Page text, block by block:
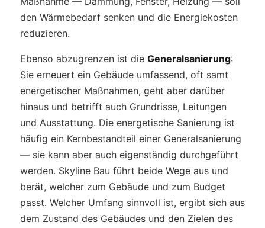
den Wärmebedarf senken und die Energiekosten
reduzieren.
Ebenso abzugrenzen ist die Generalsanierung:
Sie erneuert ein Gebäude umfassend, oft samt
energetischer Maßnahmen, geht aber darüber
hinaus und betrifft auch Grundrisse, Leitungen
und Ausstattung. Die energetische Sanierung ist
häufig ein Kernbestandteil einer Generalsanierung
— sie kann aber auch eigenständig durchgeführt
werden. Skyline Bau führt beide Wege aus und
berät, welcher zum Gebäude und zum Budget
passt. Welcher Umfang sinnvoll ist, ergibt sich aus
dem Zustand des Gebäudes und den Zielen des